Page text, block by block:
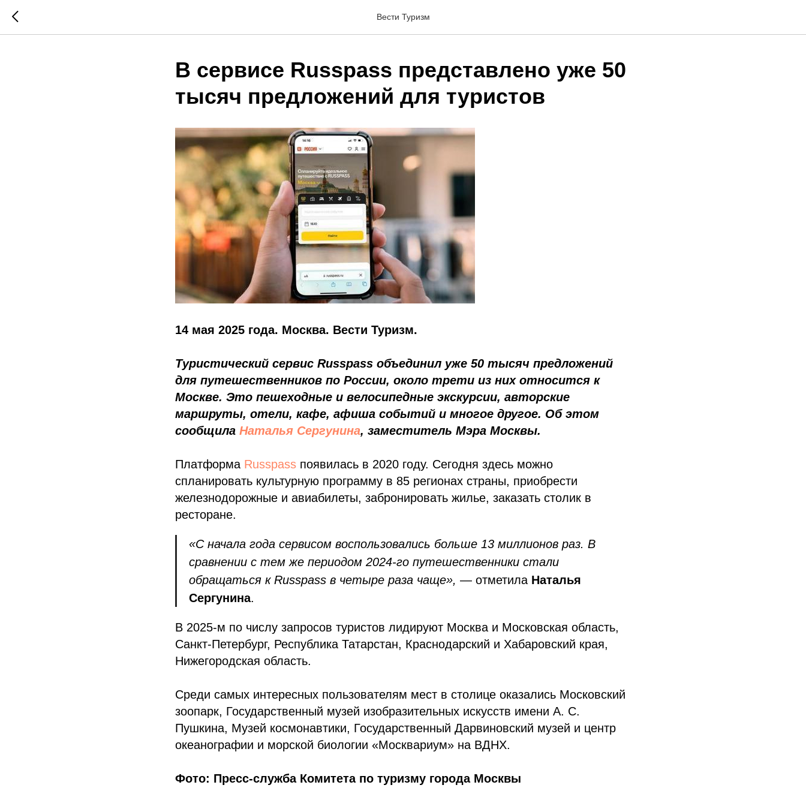
Вести Туризм
В сервисе Russpass представлено уже 50
тысяч предложений для туристов
14 мая 2025 года. Москва. Вести Туризм.
Туристический сервис Russpass объединил уже 50 тысяч предложений
для путешественников по России, около трети из них относится к
Москве. Это пешеходные и велосипедные экскурсии, авторские
маршруты, отели, кафе, афиша событий и многое другое. Об этом
сообщила Наталья Сергунина, заместитель Мэра Москвы.
Платформа Russpass появилась в 2020 году. Сегодня здесь можно
спланировать культурную программу в 85 регионах страны, приобрести
железнодорожные и авиабилеты, забронировать жилье, заказать столик в
ресторане.
«С начала года сервисом воспользовались больше 13 миллионов раз. В
сравнении с тем же периодом 2024-го путешественники стали
обращаться к Russpass в четыре раза чаще», — отметила Наталья
Сергунина.
В 2025-м по числу запросов туристов лидируют Москва и Московская область,
Санкт-Петербург, Республика Татарстан, Краснодарский и Хабаровский края,
Нижегородская область.
Среди самых интересных пользователям мест в столице оказались Московский
зоопарк, Государственный музей изобразительных искусств имени А. С.
Пушкина, Музей космонавтики, Государственный Дарвиновский музей и центр
океанографии и морской биологии «Москвариум» на ВДНХ.
Фото: Пресс-служба Комитета по туризму города Москвы